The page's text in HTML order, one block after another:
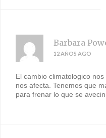
Barbara
12 AÑOS AGO
El cambio climatologico
nos afecta. Tenemos que
para frenar lo que se